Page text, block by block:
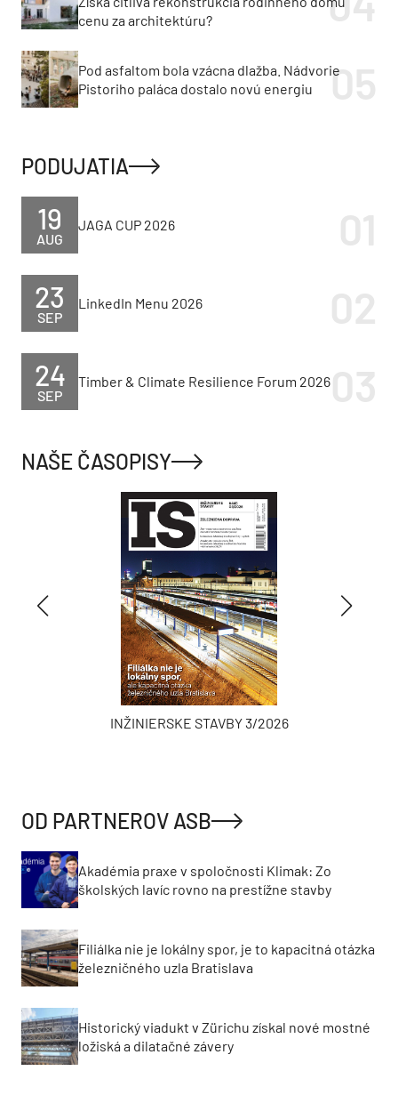
cenu za architektúru?
Pod asfaltom bola vzácna dlažba. Nádvorie
Pistoriho paláca dostalo novú energiu
PODUJATIA
AUG
19 JAGA CUP 2026
SEP
23 LinkedIn Menu 2026
SEP
24 Timber & Climate Resilience Forum 2026
NAŠE ČASOPISY
INŽINIERSKE STAVBY 3/2026
OD PARTNEROV ASB
Akadémia praxe v spoločnosti Klimak: Zo
školských lavíc rovno na prestížne stavby
Filiálka nie je lokálny spor, je to kapacitná otázka
železničného uzla Bratislava
Historický viadukt v Zürichu získal nové mostné
ložiská a dilatačné závery